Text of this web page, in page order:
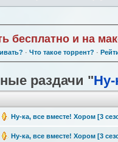
бесплатно и на
· Что такое торрент? ·
раздачи "Ну-
Ну-ка, все вместе! Хором [3
Ну-ка, все вместе! Хором [3